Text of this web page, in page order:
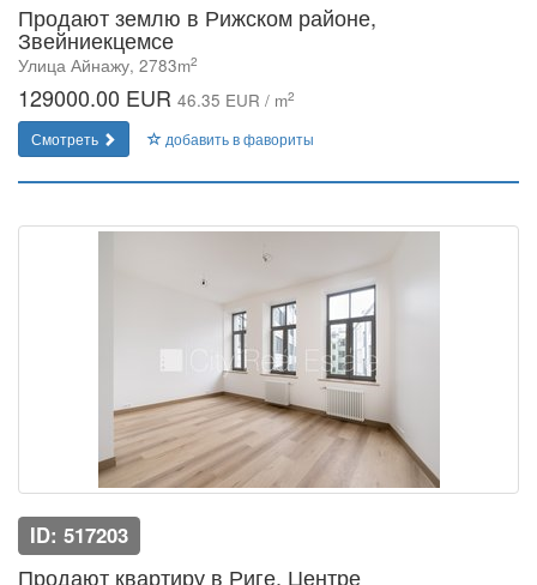
Продают землю в Рижском районе,
Звейниекцемсе
Улица Айнажу, 2783m2
129000.00 EUR 46.35 EUR / m2
Смотреть добавить в фавориты
ID: 517203
Продают квартиру в Риге, Центре